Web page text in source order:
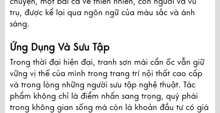
trụ, được kể lại qua ngôn ngữ của màu sắc và ánh
sáng.
Ứng Dụng Và Sưu Tập
Trong thời đại hiện đại, tranh sơn mài cẩn ốc vẫn giữ
vững vị thế của mình trong trang trí nội thất cao cấp
và trong lòng những người sưu tập nghệ thuật. Tác
phẩm không chỉ là điểm nhấn sang trọng, quý phái
trong không gian sống mà còn là khoản đầu tư có giá